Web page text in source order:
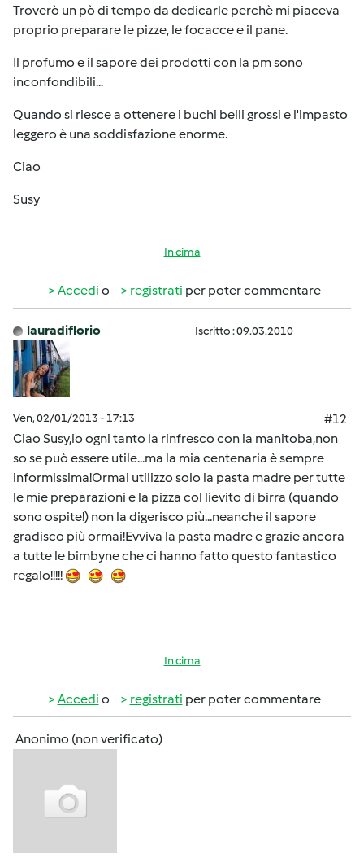
Troverò un pò di tempo da dedicarle perchè mi piaceva
proprio preparare le pizze, le focacce e il pane.
Il profumo e il sapore dei prodotti con la pm sono
inconfondibili...
Quando si riesce a ottenere i buchi belli grossi e l'impasto
leggero è una soddisfazione enorme.
Ciao
Susy
In cima
Accedi o registrati per poter commentare
lauradiflorio Iscritto : 09.03.2010
Ven, 02/01/2013 - 17:13
#12
Ciao Susy,io ogni tanto la rinfresco con la manitoba,non
so se può essere utile...ma la mia centenaria è sempre
informissima!Ormai utilizzo solo la pasta madre per tutte
le mie preparazioni e la pizza col lievito di birra (quando
sono ospite!) non la digerisco più...neanche il sapore
gradisco più ormai!Evviva la pasta madre e grazie ancora
a tutte le bimbyne che ci hanno fatto questo fantastico
regalo!!!!!
In cima
Accedi o registrati per poter commentare
Anonimo (non verificato)